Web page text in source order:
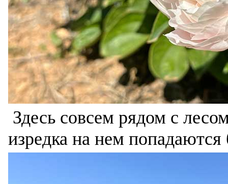
Здесь совсем рядом с
изредка на нем попадаются